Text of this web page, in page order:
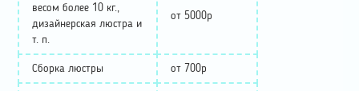
весом более 10 кг.,
дизайнерская люстра и
т. п.
от 5000р
Сборка люстры от 700р